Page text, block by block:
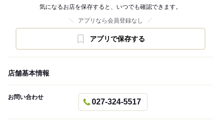
気になるお店を保存すると、いつでも確認できます。
アプリなら会員登録なし
アプリで保存する
店舗基本情報
お問い合わせ
027-324-5517